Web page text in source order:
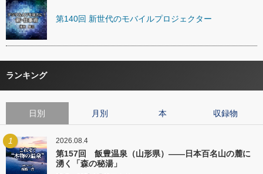
第140回 新世代のモバイルプロジェクター
ランキング
日別 月別 本 収録物
1 2026.08.4
第157回 飯豊温泉（山形県）――日本百名山の麓に
湧く「森の秘湯」